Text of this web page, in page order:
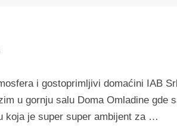
i gostoprimljivi domaćini IAB
u gornju salu Doma Omladine gde
koja je super super ambijent za …